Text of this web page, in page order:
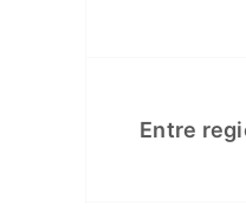
Entre